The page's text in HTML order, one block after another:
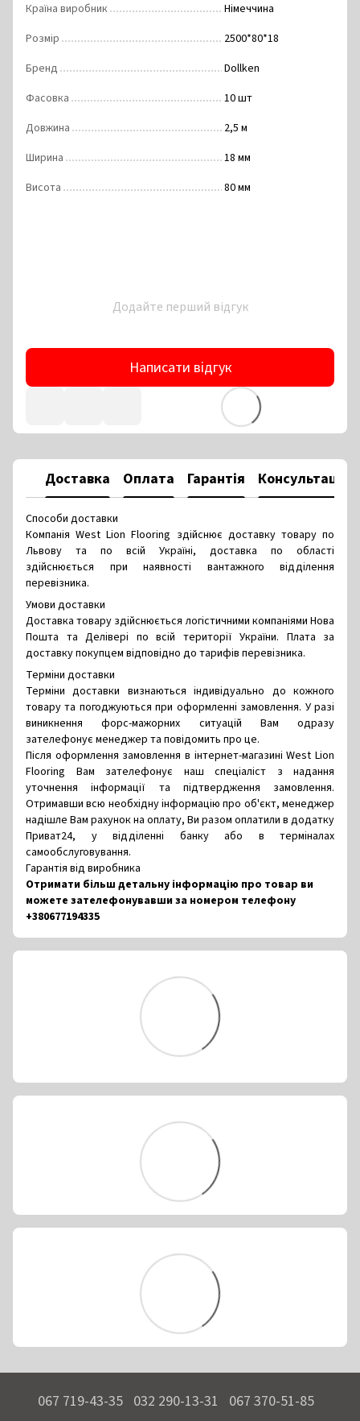
Країна виробник
Німеччина
Розмір
2500*80*18
Бренд
Dollken
Фасовка
10 шт
Довжина
2,5 м
Ширина
18 мм
Висота
80 мм
Додайте перший відгук
Написати відгук
Доставка Оплата Гарантія Консультація
Способи доставки
Компанія West Lion Flooring здійснює доставку товару по
Львову та по всій Україні, доставка по області
здійснюється при наявності вантажного відділення
перевізника.
Умови доставки
Доставка товару здійснюється логістичними компаніями Нова
Пошта та Делівері по всій території України. Плата за
доставку покупцем відповідно до тарифів перевізника.
Терміни доставки
Терміни доставки визнаються індивідуально до кожного
товару та погоджуються при оформленні замовлення. У разі
виникнення форс-мажорних ситуацій Вам одразу
зателефонує менеджер та повідомить про це.
Після оформлення замовлення в інтернет-магазині West Lion
Flooring Вам зателефонує наш спеціаліст з надання
уточнення інформації та підтвердження замовлення.
Отримавши всю необхідну інформацію про об'єкт, менеджер
надішле Вам рахунок на оплату, Ви разом оплатили в додатку
Приват24, у відділенні банку або в терміналах
самообслуговування.
Гарантія від виробника
Отримати більш детальну інформацію про товар ви
можете зателефонувавши за номером телефону
+380677194335
067 719-43-35 032 290-13-31 067 370-51-85